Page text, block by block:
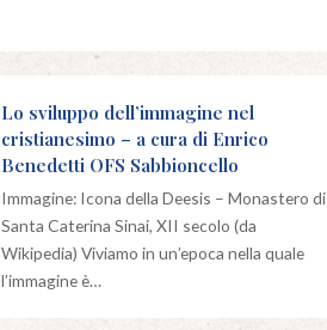
Lo sviluppo dell’immagine nel
cristianesimo – a cura di Enrico
Benedetti OFS Sabbioncello
Immagine: Icona della Deesis – Monastero di
Santa Caterina Sinai, XII secolo (da
Wikipedia) Viviamo in un’epoca nella quale
l’immagine è…